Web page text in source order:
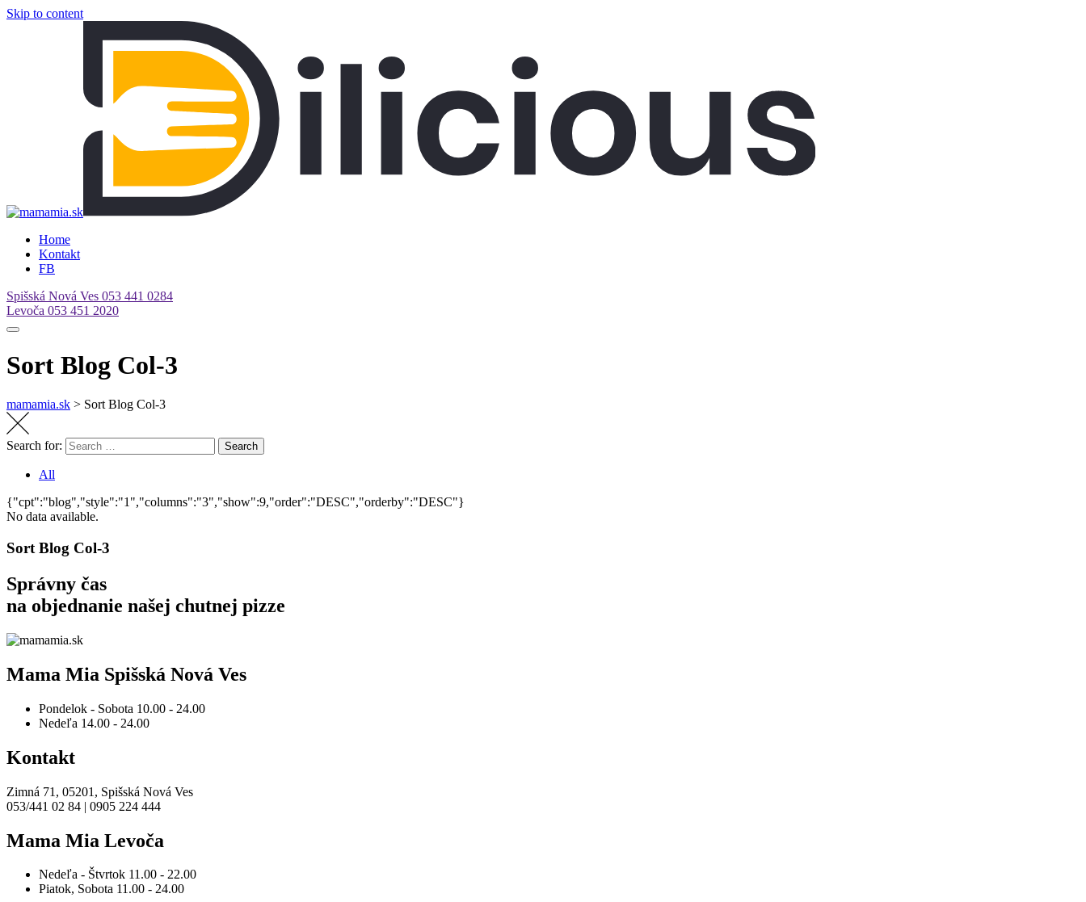
Skip to content
Home
Kontakt
FB
Spišská Nová Ves 053 441 0284
Levoča 053 451 2020
Sort Blog Col-3
mamamia.sk > Sort Blog Col-3
Search for: Search
All
{"cpt":"blog","style":"1","columns":"3","show":9,"order":"DESC","orderby":"DESC"}
No data available.
Sort Blog Col-3
Správny čas
na objednanie našej chutnej pizze
Mama Mia Spišská Nová Ves
Pondelok - Sobota 10.00 - 24.00
Nedeľa 14.00 - 24.00
Kontakt
Zimná 71, 05201, Spišská Nová Ves
053/441 02 84 | 0905 224 444
Mama Mia Levoča
Nedeľa - Štvrtok 11.00 - 22.00
Piatok, Sobota 11.00 - 24.00